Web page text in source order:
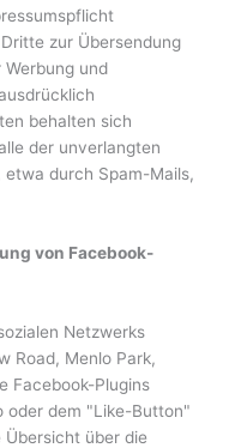
zur Übersendung
und
behalten sich
der unverlangten
durch Spam-Mails,
von Facebook-
Netzwerks
Road, Menlo Park,
Facebook-Plugins
oder dem "Like-Button"
über die